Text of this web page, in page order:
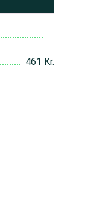
461 Kr.